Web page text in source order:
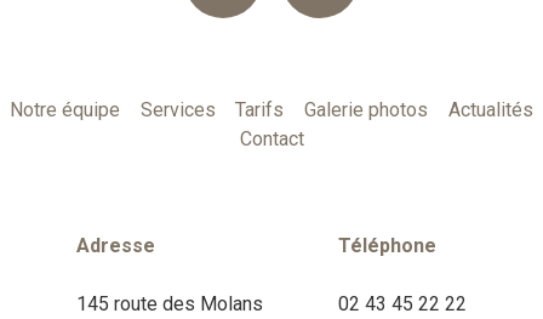
Notre équipe Services Tarifs Galerie photos
Actualités
Contact
Adresse
145 route des Molans
Téléphone
02 43 45 22 22